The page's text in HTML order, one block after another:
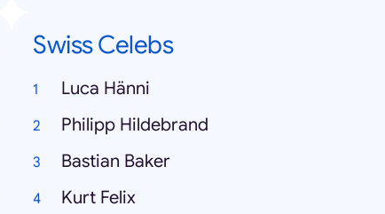
Swiss Celebs
Luca Hänni
Philipp Hildebrand
Bastian Baker
Kurt Felix